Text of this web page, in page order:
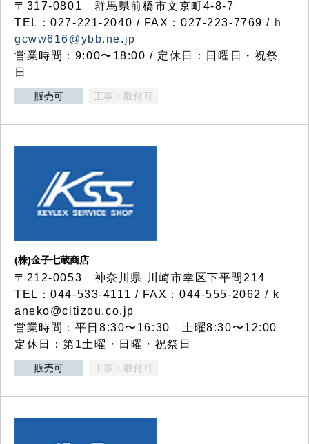
〒317‐0801 群馬県前橋市文京町4-8-7
TEL：027-221-2040 / FAX：027-223-7769 / h
gcww616@ybb.ne.jp
営業時間：9:00〜18:00 / 定休日：日曜日・祝祭
日
販売可 工事・取付可
(株)金子七蔵商店
〒212-0053 神奈川県 川崎市幸区下平間214
TEL：044-533-4111 / FAX：044-555-2062 / k
aneko@citizou.co.jp
営業時間：平日8:30〜16:30 土曜8:30〜12:00
定休日：第1土曜・日曜・祝祭日
販売可 工事・取付可